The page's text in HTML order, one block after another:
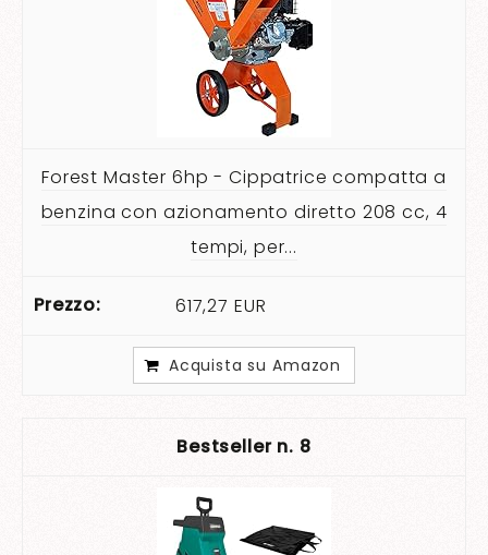
Forest Master 6hp - Cippatrice compatta a
benzina con azionamento diretto 208 cc, 4
tempi, per...
617,27 EUR
Acquista su Amazon
8